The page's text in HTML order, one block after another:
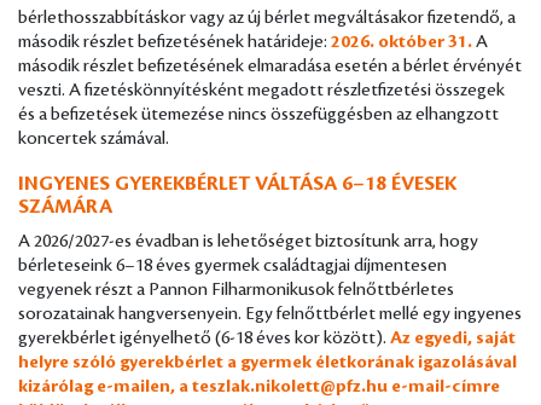
bérlethosszabbításkor vagy az új bérlet megváltásakor fizetendő, a
második részlet befizetésének határideje: 2026. október 31.A
második részlet befizetésének elmaradása esetén a bérlet érvényét
veszti. A fizetéskönnyítésként megadott részletfizetési összegek
és a befizetések ütemezése nincs összefüggésben az elhangzott
koncertek számával.
INGYENES GYEREKBÉRLET VÁLTÁSA 6–18 ÉVESEK
SZÁMÁRA
A 2026/2027-es évadban is lehetőséget biztosítunk arra, hogy
bérleteseink 6–18 éves gyermek családtagjai díjmentesen
vegyenek részt a Pannon Filharmonikusok felnőttbérletes
sorozatainak hangversenyein. Egy felnőttbérlet mellé egy ingyenes
gyerekbérlet igényelhető (6-18 éves kor között). Az egyedi, saját
helyre szóló gyerekbérlet a gyermek életkorának igazolásával
kizárólag e-mailen, ateszlak.nikolett@pfz.hu e-mail-címre